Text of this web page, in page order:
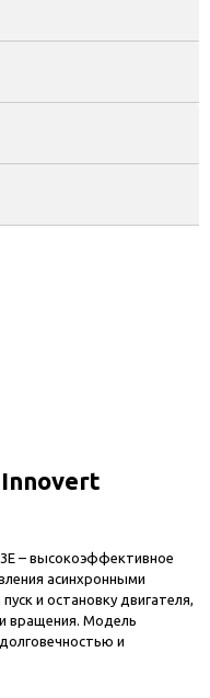
– высокоэффективное
асинхронными
и остановку двигателя,
вращения. Модель
и